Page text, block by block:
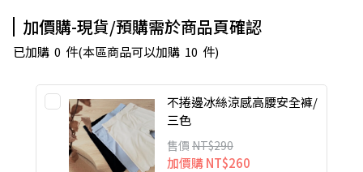
加價購-現貨/預購需於商品頁確認
已加購 0 件(本區商品可以加購 10 件)
不捲邊冰絲涼感高腰安全褲/
三色
售價 NT$290
加價購NT$260